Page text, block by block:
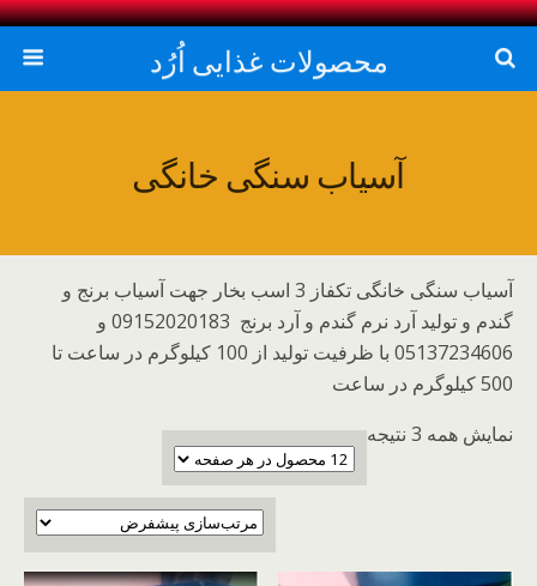
محصولات غذایی اُرُد
آسیاب سنگی خانگی
آسیاب سنگی خانگی تکفاز 3 اسب بخار جهت آسیاب برنج و
گندم و تولید آرد نرم گندم و آرد برنج 09152020183 و
05137234606 با ظرفیت تولید از 100 کیلوگرم در ساعت تا
500 کیلوگرم در ساعت
نمایش همه 3 نتیجه